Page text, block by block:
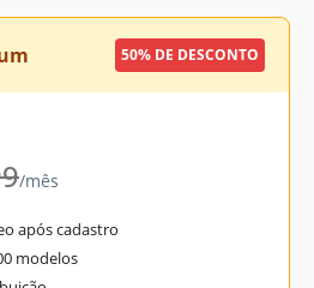
50% DE DESCONTO
/mês
após cadastro
modelos